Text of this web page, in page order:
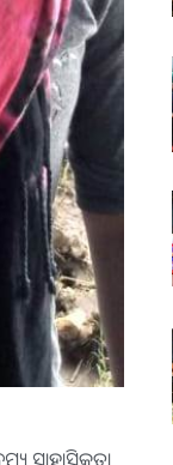
ସାହାସିକତା